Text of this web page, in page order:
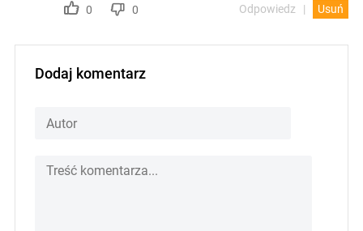
0 0 Odpowiedz Usuń
Dodaj komentarz